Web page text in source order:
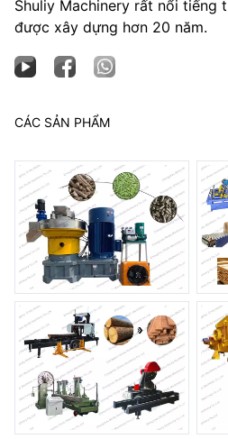
Shuliy Machinery rất nổi tiếng
được xây dựng hơn 20 năm.
CÁC SẢN PHẨM